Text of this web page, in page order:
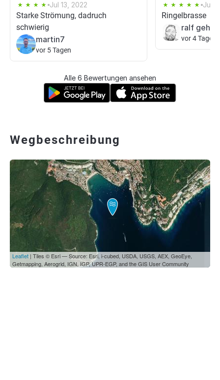
Jul 13, 2022
Starke Strömung, dadruch
schwierig
martin7
vor 5 Tagen
Jul
Ringelbrasse
ralf
vor 4 Tagen
Alle 6 Bewertungen ansehen
Wegbeschreibung
Leaflet | Tiles © Esri — Source: Esri, i-cubed, USDA, USGS, AEX, GeoEye,
Getmapping, Aerogrid, IGN, IGP, UPR-EGP, and the GIS User Community